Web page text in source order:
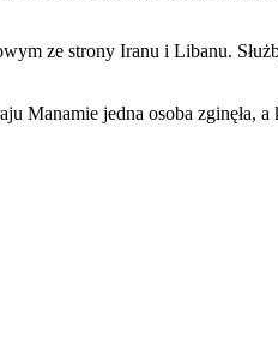
ze strony Iranu i Libanu.
jedna osoba zginęła, a